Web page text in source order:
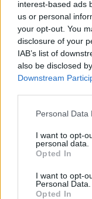
interest-based ads
us or personal
your opt-out. You
disclosure of your
IAB’s list of
also be disclosed
Downstream
Please note that
not limited to your
grant or deny
use your data for
consent section.
Personal Data
I want to opt-
personal data.
Opted In
I want to opt-
Personal Data.
Opted In
Gilet da lavoro
Categorie
I prodotti abrasivi